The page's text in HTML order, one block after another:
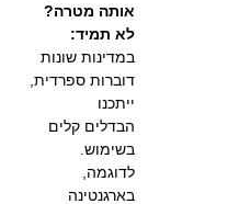
אותה מטרה?
לא תמיד:
במדינות שונות
דוברות ספרדית,
ייתכנו
הבדלים קלים
בשימוש.
לדוגמה,
בארגנטינה